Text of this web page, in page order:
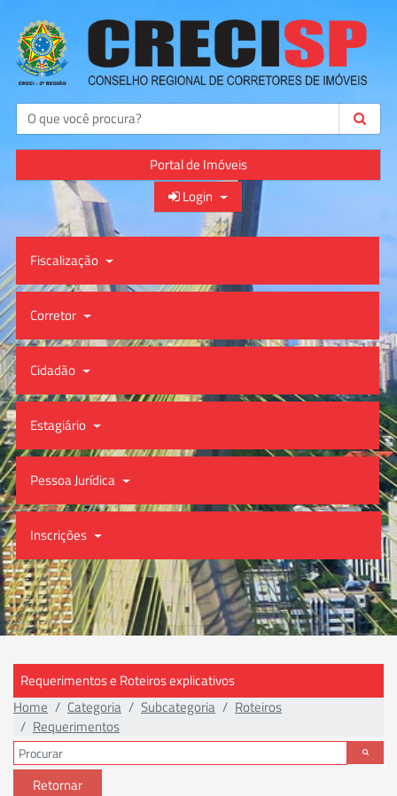
Buscar
Portal de Imóveis
Login
Fiscalização
Corretor
Cidadão
Estagiário
Pessoa Jurídica
Inscrições
Requerimentos e Roteiros explicativos
Home
Categoria Subcategoria
Roteiros
Requerimentos
Retornar